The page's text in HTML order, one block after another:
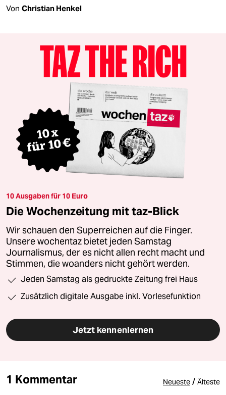
Von Christian Henkel
10 Ausgaben für 10 Euro
Die Wochenzeitung mit taz-Blick
Wir schauen den Superreichen auf die Finger.
Unsere wochentaz bietet jeden Samstag
Journalismus, der es nicht allen recht macht und
Stimmen, die woanders nicht gehört werden.
Jeden Samstag als gedruckte Zeitung frei Haus
Zusätzlich digitale Ausgabe inkl. Vorlesefunktion
Jetzt kennenlernen
1 Kommentar Neueste / Älteste